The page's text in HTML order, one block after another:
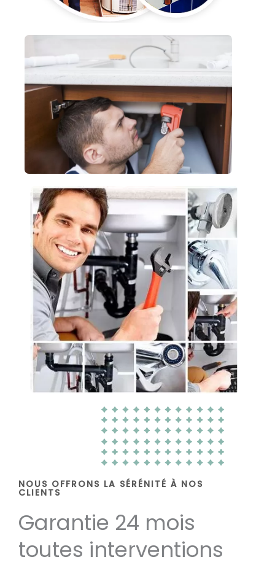
NOUS OFFRONS LA SÉRÉNITÉ À NOS
CLIENTS
Garantie 24 mois
toutes interventions